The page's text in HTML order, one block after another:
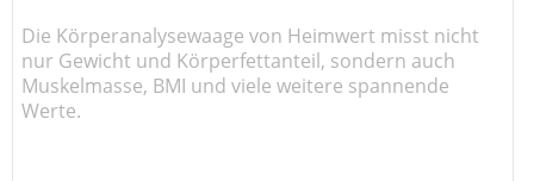
Die Körperanalysewaage von Heimwert misst nicht
nur Gewicht und Körperfettanteil, sondern auch
Muskelmasse, BMI und viele weitere spannende
Werte.